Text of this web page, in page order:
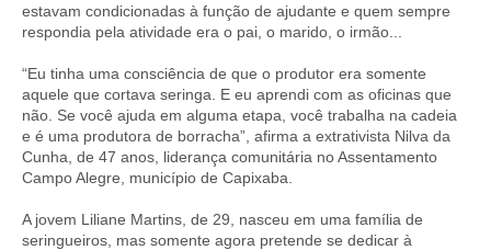
estavam condicionadas à função de ajudante e quem sempre
respondia pela atividade era o pai, o marido, o irmão...
“Eu tinha uma consciência de que o produtor era somente
aquele que cortava seringa. E eu aprendi com as oficinas que
não. Se você ajuda em alguma etapa, você trabalha na cadeia
e é uma produtora de borracha”, afirma a extrativista Nilva da
Cunha, de 47 anos, liderança comunitária no Assentamento
Campo Alegre, município de Capixaba.
A jovem Liliane Martins, de 29, nasceu em uma família de
seringueiros, mas somente agora pretende se dedicar à